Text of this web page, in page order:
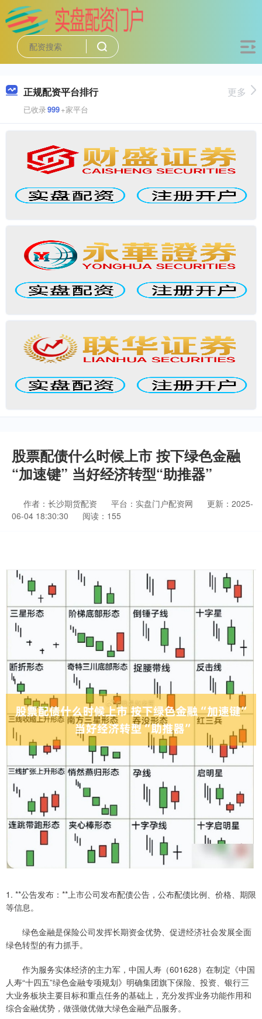
正规配资平台排行
已收录999+家平台
更多
股票配债什么时候上市 按下绿色金融
“加速键” 当好经济转型“助推器”
作者：长沙期货配资 平台：实盘门户配资网
更新：2025-
06-04 18:30:30
阅读：155
1. **公告发布：**上市公司发布配债公告，公布配债比例、价格、期限
等信息。
绿色金融是保险公司发挥长期资金优势、促进经济社会发展全面
绿色转型的有力抓手。
作为服务实体经济的主力军，中国人寿（601628）在制定《中国
人寿“十四五”绿色金融专项规划》明确集团旗下保险、投资、银行三
大业务板块主要目标和重点任务的基础上，充分发挥业务功能作用和
综合金融优势，做强做优做大绿色金融产品服务。